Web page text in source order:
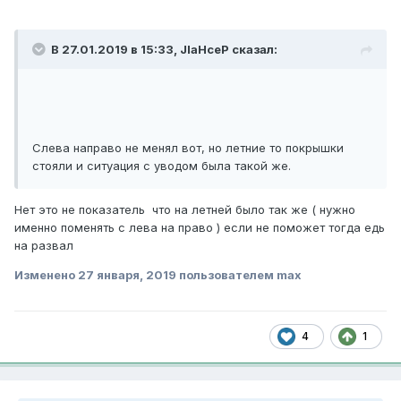
В 27.01.2019 в 15:33, JlaHceP сказал:
Слева направо не менял вот, но летние то покрышки
стояли и ситуация с уводом была такой же.
Нет это не показатель что на летней было так же ( нужно
именно поменять с лева на право ) если не поможет тогда едь
на развал
Изменено 27 января, 2019 пользователем max
4 1